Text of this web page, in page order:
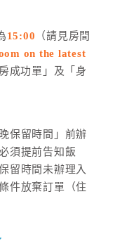
算及辦理。
15:00 （請見房間
on the latest
成功單」及「身
保留時間」前辦
須提前告知飯
留時間未辦理入
件放棄訂單（住